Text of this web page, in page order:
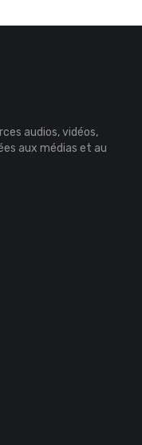
audios, vidéos,
aux médias et au